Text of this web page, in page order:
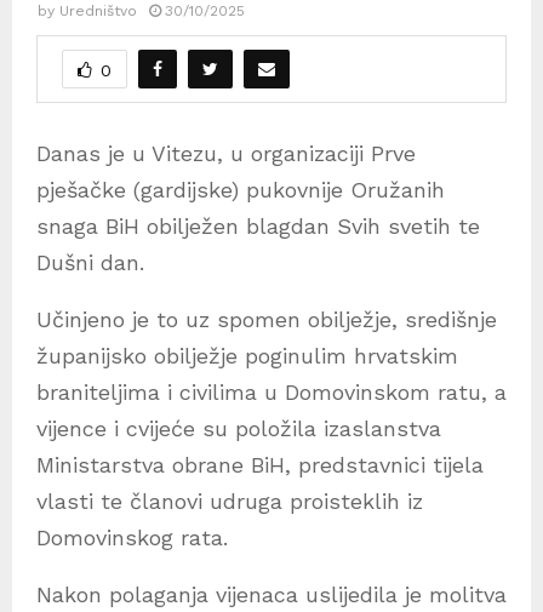
by Uredništvo 30/10/2025
0
Danas je u Vitezu, u organizaciji Prve
pješačke (gardijske) pukovnije Oružanih
snaga BiH obilježen blagdan Svih svetih te
Dušni dan.
Učinjeno je to uz spomen obilježje, središnje
županijsko obilježje poginulim hrvatskim
braniteljima i civilima u Domovinskom ratu, a
vijence i cvijeće su položila izaslanstva
Ministarstva obrane BiH, predstavnici tijela
vlasti te članovi udruga proisteklih iz
Domovinskog rata.
Nakon polaganja vijenaca uslijedila je molitva